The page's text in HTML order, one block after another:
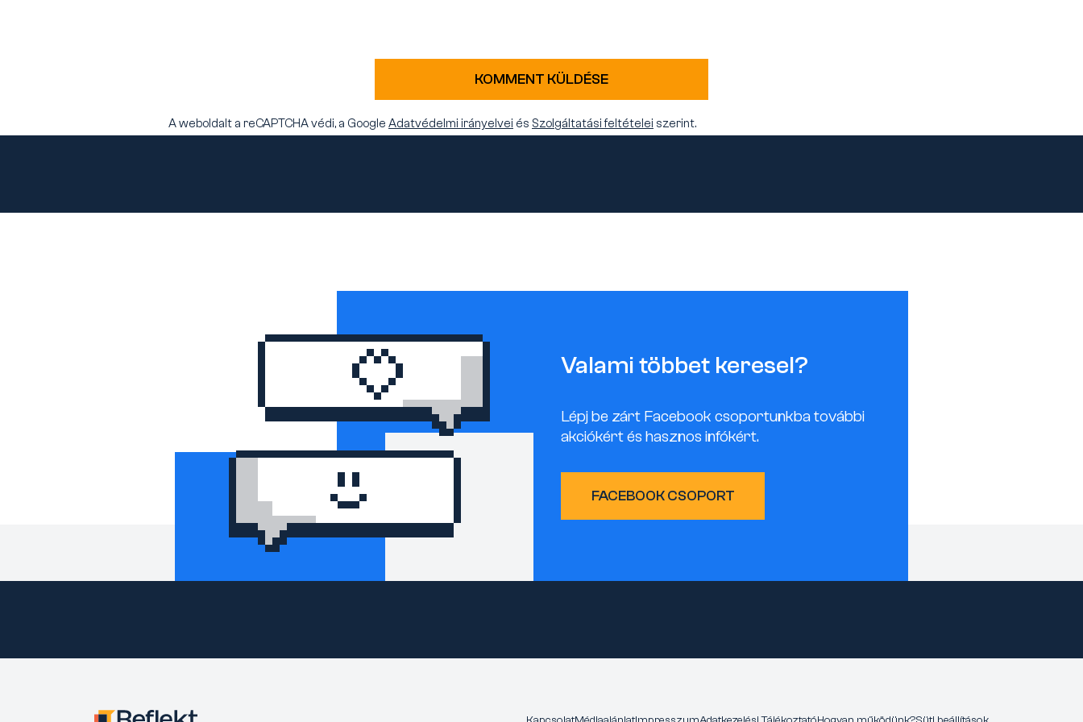
KOMMENT KÜLDÉSE
A weboldalt a reCAPTCHA védi, a Google Adatvédelmi irányelvei és Szolgáltatási feltételei szerint.
Valami többet keresel?
Lépj be zárt Facebook csoportunkba további
akciókért és hasznos infókért.
FACEBOOK CSOPORT